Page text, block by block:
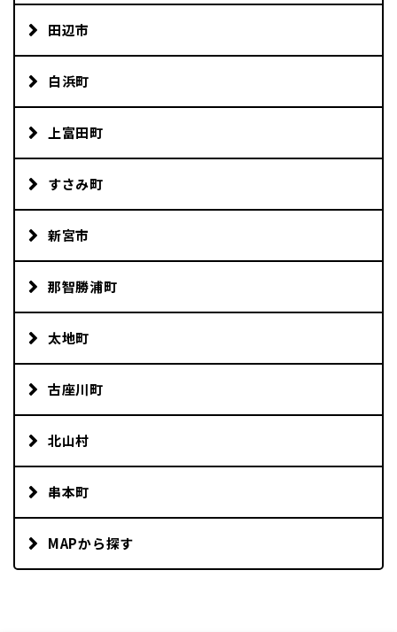
田辺市
白浜町
上富田町
すさみ町
新宮市
那智勝浦町
太地町
古座川町
北山村
串本町
MAPから探す